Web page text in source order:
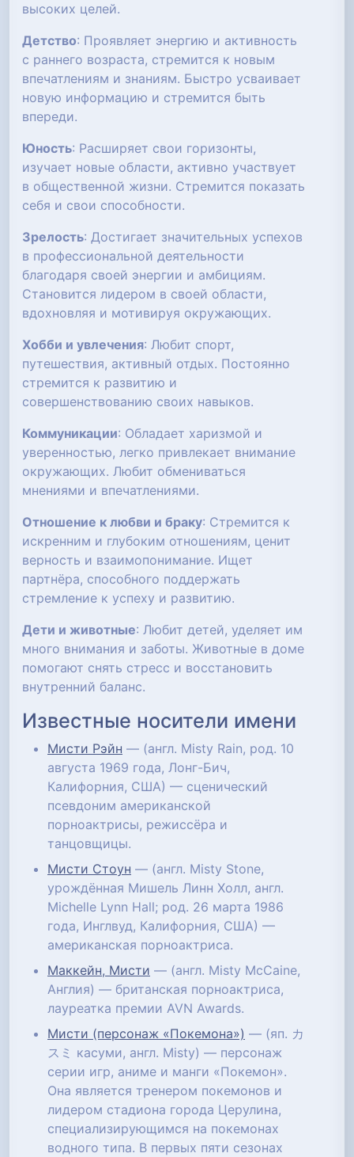
высоких целей.
Детство: Проявляет энергию и активность
с раннего возраста, стремится к новым
впечатлениям и знаниям. Быстро усваивает
новую информацию и стремится быть
впереди.
Юность: Расширяет свои горизонты,
изучает новые области, активно участвует
в общественной жизни. Стремится показать
себя и свои способности.
Зрелость: Достигает значительных успехов
в профессиональной деятельности
благодаря своей энергии и амбициям.
Становится лидером в своей области,
вдохновляя и мотивируя окружающих.
Хобби и увлечения: Любит спорт,
путешествия, активный отдых. Постоянно
стремится к развитию и
совершенствованию своих навыков.
Коммуникации: Обладает харизмой и
уверенностью, легко привлекает внимание
окружающих. Любит обмениваться
мнениями и впечатлениями.
Отношение к любви и браку: Стремится к
искренним и глубоким отношениям, ценит
верность и взаимопонимание. Ищет
партнёра, способного поддержать
стремление к успеху и развитию.
Дети и животные: Любит детей, уделяет им
много внимания и заботы. Животные в доме
помогают снять стресс и восстановить
внутренний баланс.
Известные носители имени
Мисти Рэйн — (англ. Misty Rain, род. 10
августа 1969 года, Лонг-Бич,
Калифорния, США) — сценический
псевдоним американской
порноактрисы, режиссёра и
танцовщицы.
Мисти Стоун — (англ. Misty Stone,
урождённая Мишель Линн Холл, англ.
Michelle Lynn Hall; род. 26 марта 1986
года, Инглвуд, Калифорния, США) —
американская порноактриса.
Маккейн, Мисти — (англ. Misty McCaine,
Англия) — британская порноактриса,
лауреатка премии AVN Awards.
Мисти (персонаж «Покемона») — (яп. カ
スミ касуми, англ. Misty) — персонаж
серии игр, аниме и манги «Покемон».
Она является тренером покемонов и
лидером стадиона города Церулина,
специализирующимся на покемонах
водного типа. В первых пяти сезонах